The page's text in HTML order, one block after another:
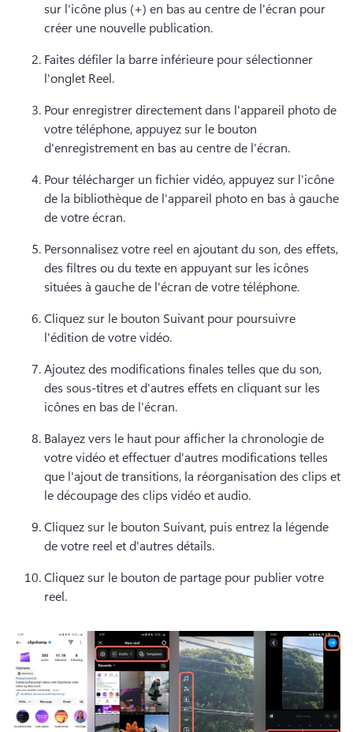
sur l'icône plus (+) en bas au centre de l'écran pour
créer une nouvelle publication.
Faites défiler la barre inférieure pour sélectionner
l'onglet Reel.
Pour enregistrer directement dans l'appareil photo de
votre téléphone, appuyez sur le bouton
d'enregistrement en bas au centre de l'écran.
Pour télécharger un fichier vidéo, appuyez sur l'icône
de la bibliothèque de l'appareil photo en bas à gauche
de votre écran.
Personnalisez votre reel en ajoutant du son, des effets,
des filtres ou du texte en appuyant sur les icônes
situées à gauche de l'écran de votre téléphone.
Cliquez sur le bouton Suivant pour poursuivre
l'édition de votre vidéo.
Ajoutez des modifications finales telles que du son,
des sous-titres et d'autres effets en cliquant sur les
icônes en bas de l'écran.
Balayez vers le haut pour afficher la chronologie de
votre vidéo et effectuer d'autres modifications telles
que l'ajout de transitions, la réorganisation des clips et
le découpage des clips vidéo et audio.
Cliquez sur le bouton Suivant, puis entrez la légende
de votre reel et d'autres détails.
Cliquez sur le bouton de partage pour publier votre
reel.